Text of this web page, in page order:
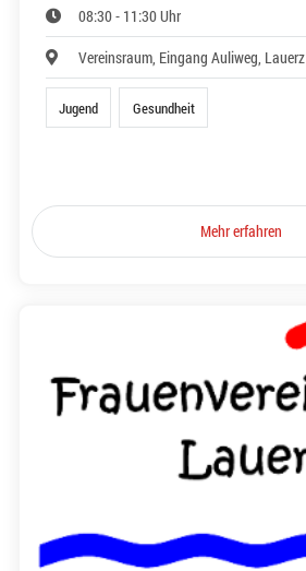
08:30 - 11:30 Uhr
Vereinsraum, Eingang Auliweg, Lauerz
Jugend Gesundheit
Mehr erfahren